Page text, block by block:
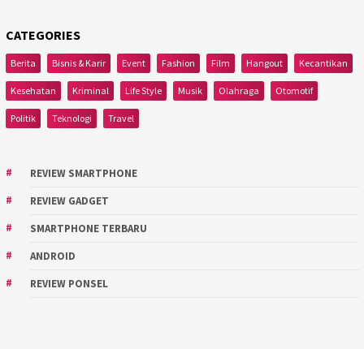
CATEGORIES
Berita Bisnis & Karir Event Fashion Film Hangout Kecantikan
Kesehatan Kriminal Life Style Musik Olahraga Otomotif
Politik Teknologi Travel
REVIEW SMARTPHONE
REVIEW GADGET
SMARTPHONE TERBARU
ANDROID
REVIEW PONSEL